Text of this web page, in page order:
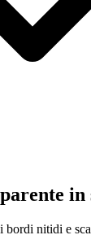
in
nitidi e